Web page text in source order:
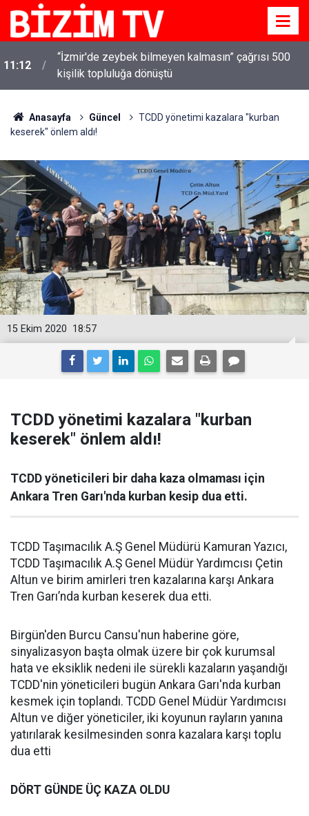
11:12
“İzmir'de zeybek bilmeyen kalmasın” çağrısı 500
kişilik topluluğa dönüştü
Anasayfa Güncel
TCDD yönetimi kazalara "kurban
keserek" önlem aldı!
18:57
15 Ekim 2020
TCDD yönetimi kazalara "kurban
keserek" önlem aldı!
TCDD yöneticileri bir daha kaza olmaması için
Ankara Tren Garı'nda kurban kesip dua etti.
TCDD Taşımacılık A.Ş Genel Müdürü Kamuran Yazıcı,
TCDD Taşımacılık A.Ş Genel Müdür Yardımcısı Çetin
Altun ve birim amirleri tren kazalarına karşı Ankara
Tren Garı’nda kurban keserek dua etti.
Birgün'den Burcu Cansu'nun haberine göre,
sinyalizasyon başta olmak üzere bir çok kurumsal
hata ve eksiklik nedeni ile sürekli kazaların yaşandığı
TCDD'nin yöneticileri bugün Ankara Garı'nda kurban
kesmek için toplandı. TCDD Genel Müdür Yardımcısı
Altun ve diğer yöneticiler, iki koyunun rayların yanına
yatırılarak kesilmesinden sonra kazalara karşı toplu
dua etti
DÖRT GÜNDE ÜÇ KAZA OLDU